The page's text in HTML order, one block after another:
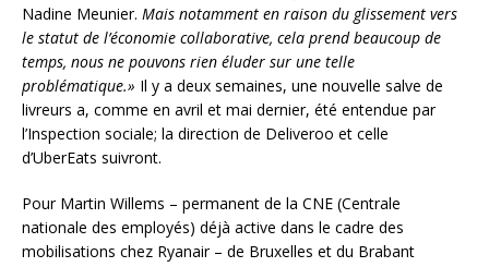
Nadine Meunier. Mais notamment en raison du glissement vers
le statut de l’économie collaborative, cela prend beaucoup de
temps, nous ne pouvons rien éluder sur une telle
problématique.» Il y a deux semaines, une nouvelle salve de
livreurs a, comme en avril et mai dernier, été entendue par
l’Inspection sociale; la direction de Deliveroo et celle
d’UberEats suivront.
Pour Martin Willems – permanent de la CNE (Centrale
nationale des employés) déjà active dans le cadre des
mobilisations chez Ryanair – de Bruxelles et du Brabant